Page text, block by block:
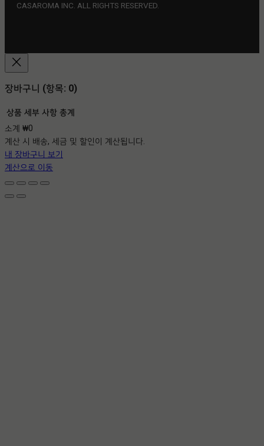
CASAROMA INC. ALL RIGHTS RESERVED.
장바구니 (항목: 0)
장
바
구
니
에
상품 세부 사항 총계
소계 ₩0
계산 시 배송, 세금 및 할인이 계산됩니다.
내 장바구니 보기
계산으로 이동